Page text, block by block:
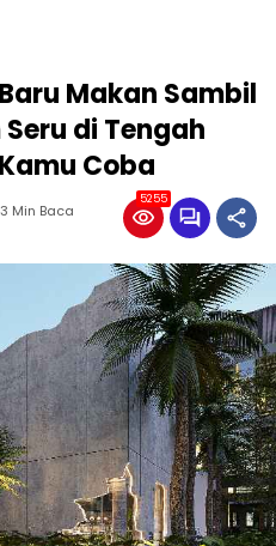
Makan Sambil
di Tengah
Coba
3 Min Baca
5255